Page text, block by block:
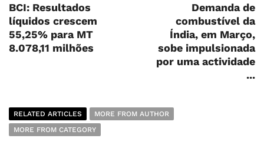
BCI: Resultados
líquidos crescem
55,25% para MT
8.078,11 milhões
Demanda de
combustível da
Índia, em Março,
sobe impulsionada
por uma actividade
...
RELATED ARTICLES
MORE FROM AUTHOR
MORE FROM CATEGORY